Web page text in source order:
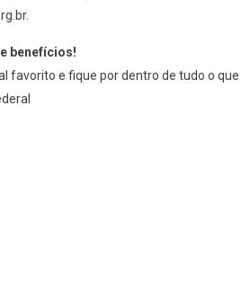
benefícios!
favorito e fique por dentro de tudo o que